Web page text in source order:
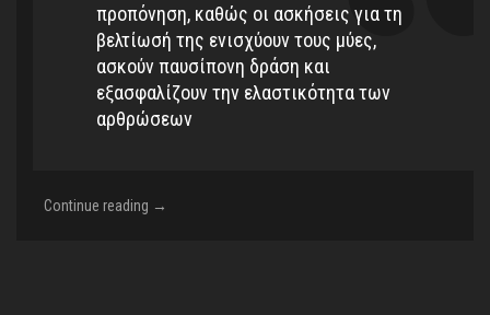
προπόνηση, καθώς οι ασκήσεις για τη
βελτίωσή της ενισχύουν τους μύες,
ασκούν παυσίπονη δράση και
εξασφαλίζουν την ελαστικότητα των
αρθρώσεων
Continue reading Πώς
→